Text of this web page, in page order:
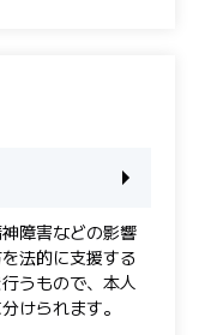
障害などの影響
法的に支援する
うもので、本人
けられます。